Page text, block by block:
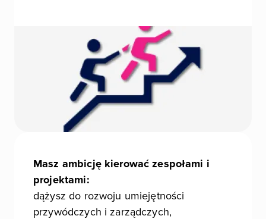
Masz ambicję kierować zespołami i
projektami:
dążysz do rozwoju umiejętności
przywódczych i zarządczych,